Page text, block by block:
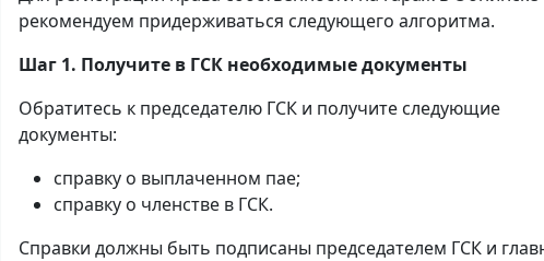
рекомендуем придерживаться следующего алгоритма.
Шаг 1. Получите в ГСК необходимые документы
Обратитесь к председателю ГСК и получите следующие
документы:
справку о выплаченном пае;
справку о членстве в ГСК.
Справки должны быть подписаны председателем ГСК и